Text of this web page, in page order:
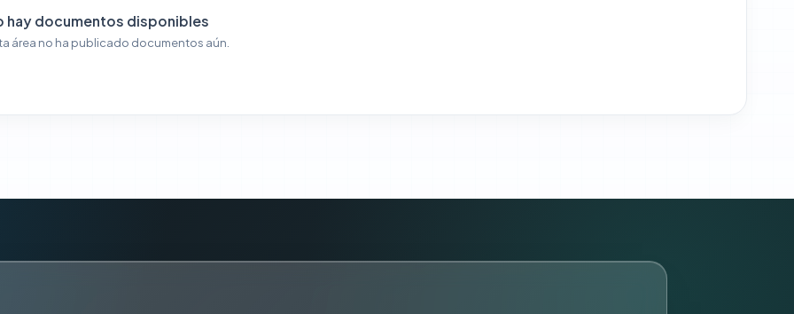
hay documentos disponibles
área no ha publicado documentos aún.